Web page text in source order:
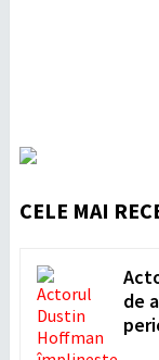
CELE MAI
de